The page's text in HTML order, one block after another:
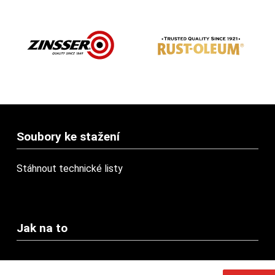
Soubory ke stažení
Stáhnout technické listy
Jak na to